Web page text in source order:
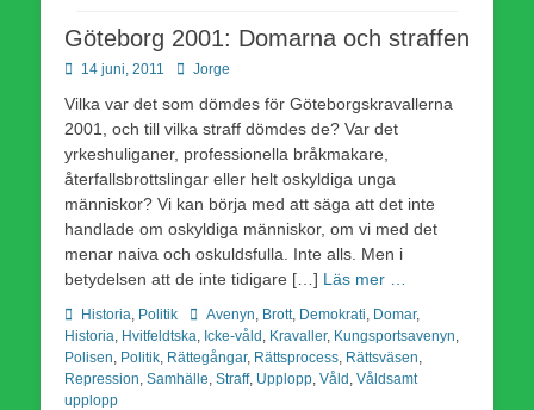
Göteborg 2001: Domarna och straffen
Publicerad
14 juni, 2011 Författare
Jorge
Vilka var det som dömdes för Göteborgskravallerna
2001, och till vilka straff dömdes de? Var det
yrkeshuliganer, professionella bråkmakare,
återfallsbrottslingar eller helt oskyldiga unga
människor? Vi kan börja med att säga att det inte
handlade om oskyldiga människor, om vi med det
menar naiva och oskuldsfulla. Inte alls. Men i
betydelsen att de inte tidigare […] Läs mer …
Kategorier
Historia Politik Etiketter
Avenyn Brott, Demokrati Domar,
Historia Hvitfeldtska Icke-våld Kravaller, Kungsportsavenyn
Polisen Politik Rättegångar, Rättsprocess Rättsväsen
Repression Samhälle Straff, Upplopp Våld Våldsamt
upplopp